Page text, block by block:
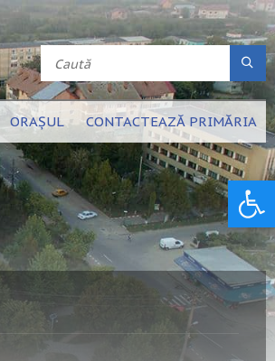
ORAȘUL CONTACTEAZĂ PRIMĂRIA
Deschide bara de unelte